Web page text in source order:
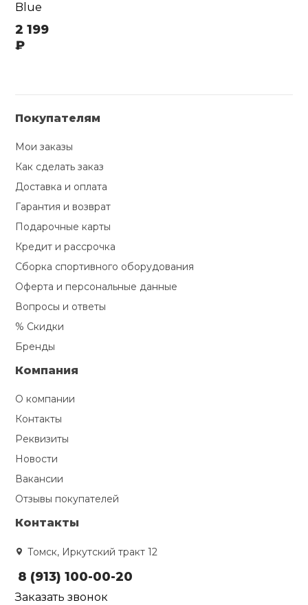
Blue
2 199
₽
Покупателям
Мои заказы
Как сделать заказ
Доставка и оплата
Гарантия и возврат
Подарочные карты
Кредит и рассрочка
Сборка спортивного оборудования
Оферта и персональные данные
Вопросы и ответы
% Скидки
Бренды
Компания
О компании
Контакты
Реквизиты
Новости
Вакансии
Отзывы покупателей
Контакты
Томск, Иркутский тракт 12
8 (913) 100-00-20
Заказать звонок